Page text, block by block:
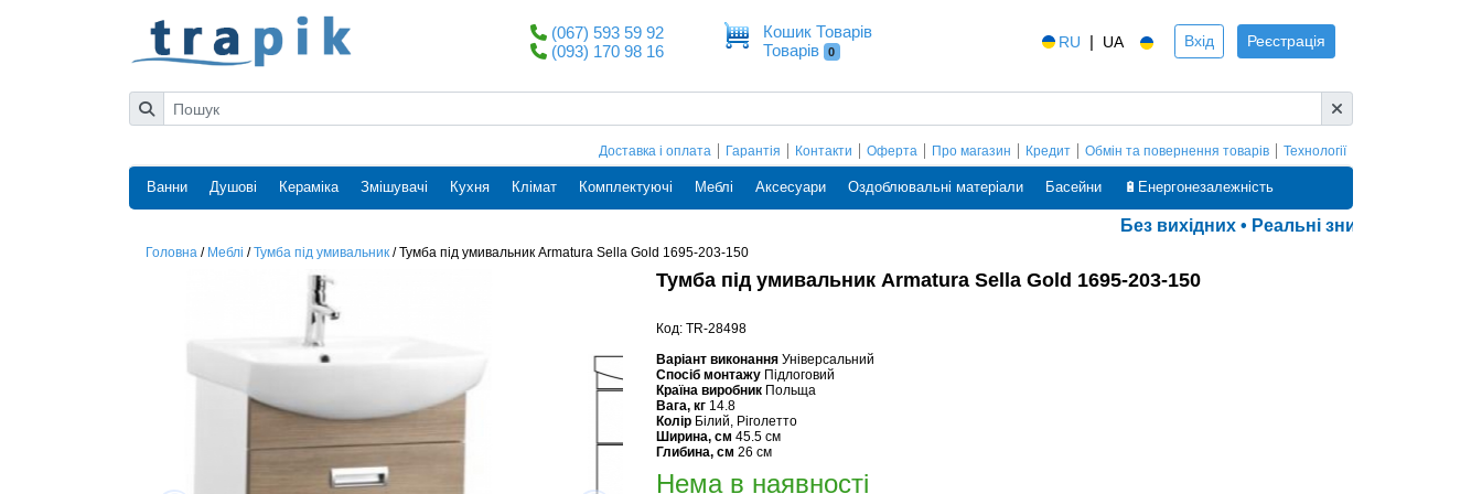
(067) 593 59 92
(093) 170 98 16
Кошик Товарів
Товарів
0
RU | UA Вхід Реєстрація
Доставка і оплата Гарантія Контакти Оферта Про магазин Кредит Обмін та повернення товарів Технології
Ванни Душові Кераміка Змішувачі Кухня Клімат Комплектуючі Меблі Аксесуари Оздоблювальні матеріали Басейни 🔋Енергонезалежність
Без вихідних • Реальні знижки • Оплата
Головна / Меблі /Тумба під умивальник /Тумба під умивальник Armatura Sella Gold 1695-203-150
Тумба під умивальник Armatura Sella Gold 1695-203-150
Код: TR-28498
Варіант виконання Універсальний
Спосіб монтажу Підлоговий
Країна виробник Польща
Вага, кг 14.8
Колір Білий, Ріголетто
Ширина, см 45.5 см
Глибина, см 26 см
Нема в наявності